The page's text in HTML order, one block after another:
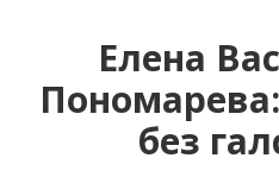
Елена
без